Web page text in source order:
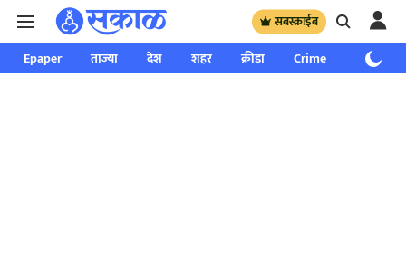
सबस्क्राईब
Epaper ताज्या देश शहर क्रीडा Crime साप्ताहिक